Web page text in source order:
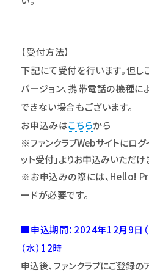
【受付方法】
下記にて受付を行います。但し
バージョン、携帯電話の機種に
できない場合もございます。
お申込みはこちらから
※ファンクラブWebサイトにログ
ット受付｣よりお申込みいただけ
※お申込みの際には、Hello!
ードが必要です。
■申込期間：2024年12月9日
（水）12時
申込後、ファンクラブにご登録